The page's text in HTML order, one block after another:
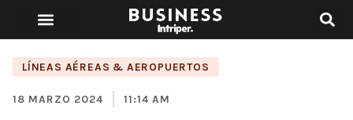
LÍNEAS AÉREAS & AEROPUERTOS
18 MARZO 2024 11:14 AM